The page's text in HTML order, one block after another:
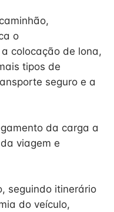
o
colocação de lona,
tipos de
seguro e a
da carga a
viagem e
seguindo itinerário
do veículo,